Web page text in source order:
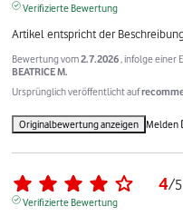
Verifizierte Bewertung
Artikel entspricht der
Bewertung vom2.7.2026 , infolge einer
BEATRICE M.
Ursprünglich veröffentlicht auf
Originalbewertung anzeigen Melden
4/5
Verifizierte Bewertung